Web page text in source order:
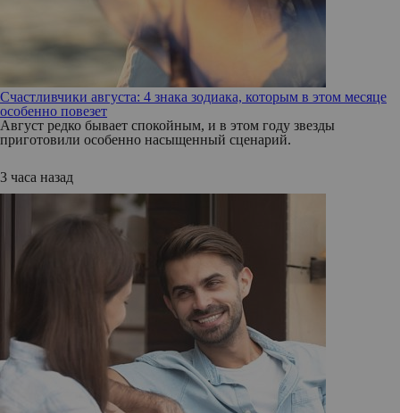
Счастливчики августа: 4 знака зодиака, которым в этом месяце
особенно повезет
Август редко бывает спокойным, и в этом году звезды
приготовили особенно насыщенный сценарий.
3 часа назад